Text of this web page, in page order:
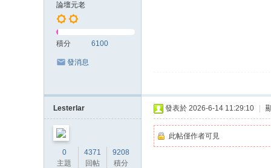
論壇元老
積分 6100
發消息
Lesterlar
0
主題
4371
回帖
9208
積分
發表於 2026-6-14 11:29:10
此帖僅作者可見